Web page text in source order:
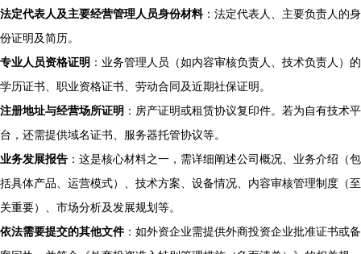
法定代表人及主要经营管理人员身份材料：法定代表人、主要负责人的身
份证明及简历。
专业人员资格证明 ：业务管理人员（如内容审核负责人、技术负责人）的
学历证书、职业资格证书、劳动合同及近期社保证明。
注册地址与经营场所证明 ：房产证明或租赁协议复印件。若为自有技术平
台，还需提供域名证书、服务器托管协议等。
业务发展报告 ：这是核心材料之一，需详细阐述公司概况、业务介绍（包
括具体产品、运营模式）、技术方案、设备情况、内容审核管理制度（至
关重要）、市场分析及发展规划等。
依法需要提交的其他文件：如外资企业需提供外商投资企业批准证书或备